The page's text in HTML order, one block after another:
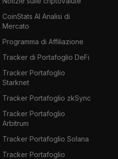
CoinStats AI Analisi di
Mercato
Programma di Affiliazione
Tracker di Portafoglio DeFi
Tracker Portafoglio
Starknet
Tracker Portafoglio zkSync
Tracker Portafoglio
Arbitrum
Tracker Portafoglio Solana
Tracker Portafoglio